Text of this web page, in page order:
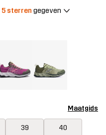
5 sterren gegeven
Maatgids
39 40